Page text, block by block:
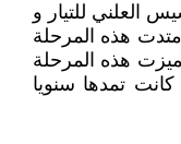
العلني للتيار و
هذه المرحلة
سنة 1949 و قد تميزت هذه المرحلة
كانت تمدها سنويا